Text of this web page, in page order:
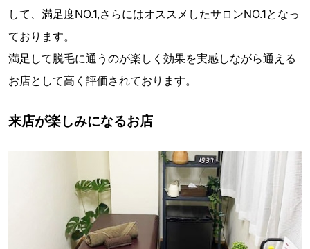
して、満足度NO.1,さらにはオススメしたサロンNO.1となっ
ております。
満足して脱毛に通うのが楽しく効果を実感しながら通える
お店として高く評価されております。
来店が楽しみになるお店